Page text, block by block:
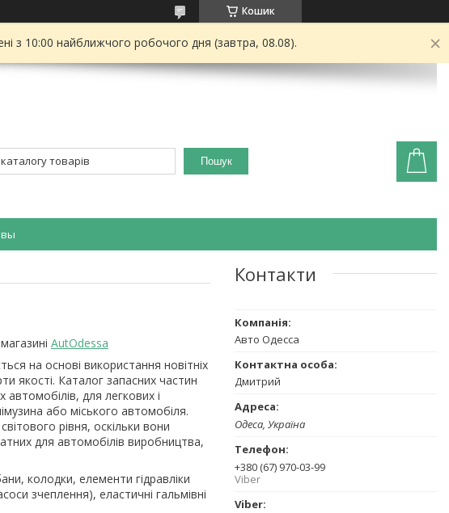
Кошик
з 10:00 найближчого робочого дня (завтра, 08.08).
Пошук
AutOdessa
на основі використання новітніх
якості. Каталог запасних частин
автомобілів, для легкових і
або міського автомобіля.
рівня, оскільки вони
для автомобілів виробництва,
колодки, елементи гідравліки
зчеплення), еластичні гальмівні
Контакти
Авто Одесса
Дмитрий
Одеса, Україна
+380 (67) 970-03-99
Viber